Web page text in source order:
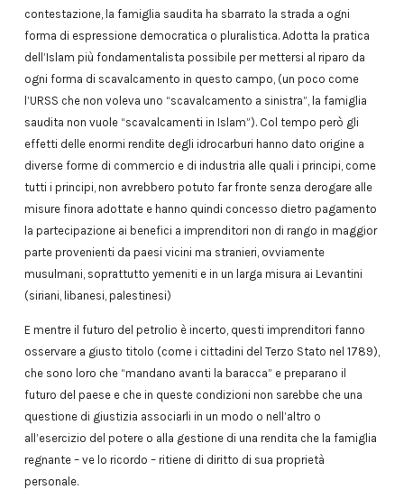
contestazione, la famiglia saudita ha sbarrato la strada a ogni
forma di espressione democratica o pluralistica. Adotta la pratica
dell’Islam più fondamentalista possibile per mettersi al riparo da
ogni forma di scavalcamento in questo campo, (un poco come
l’URSS che non voleva uno “scavalcamento a sinistra”, la famiglia
saudita non vuole “scavalcamenti in Islam”). Col tempo però gli
effetti delle enormi rendite degli idrocarburi hanno dato origine a
diverse forme di commercio e di industria alle quali i principi, come
tutti i principi, non avrebbero potuto far fronte senza derogare alle
misure finora adottate e hanno quindi concesso dietro pagamento
la partecipazione ai benefici a imprenditori non di rango in maggior
parte provenienti da paesi vicini ma stranieri, ovviamente
musulmani, soprattutto yemeniti e in un larga misura ai Levantini
(siriani, libanesi, palestinesi)
E mentre il futuro del petrolio è incerto, questi imprenditori fanno
osservare a giusto titolo (come i cittadini del Terzo Stato nel 1789),
che sono loro che “mandano avanti la baracca” e preparano il
futuro del paese e che in queste condizioni non sarebbe che una
questione di giustizia associarli in un modo o nell’altro o
all’esercizio del potere o alla gestione di una rendita che la famiglia
regnante – ve lo ricordo – ritiene di diritto di sua proprietà
personale.